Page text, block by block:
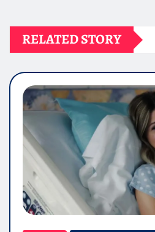
RELATED STORY